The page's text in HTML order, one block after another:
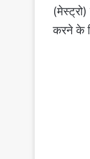
करने के